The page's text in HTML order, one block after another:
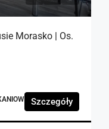
Morasko | Os.
Szczegóły